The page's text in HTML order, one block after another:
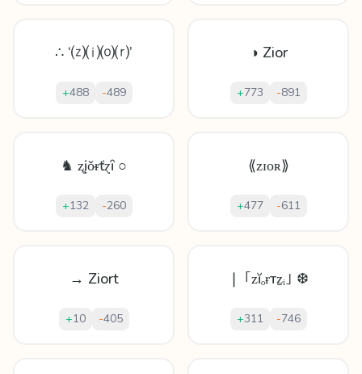
∴ ‘⒵⒤⒪⒭’
+488 -489
◑ Zior
+773 -891
♞ ʐįǒᵲťɀȋ ○
+132 -260
⟪ᴢɪᴏʀ⟫
+477 -611
→ Ziort
+10 -405
❘ ｢ᴢĭₒɍтẕᵢ｣ ❆
+311 -746